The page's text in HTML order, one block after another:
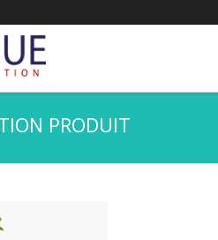
PRODUIT